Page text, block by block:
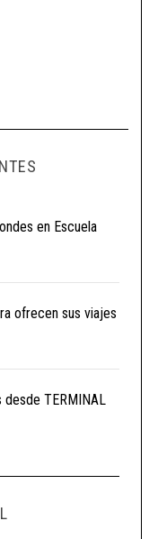
en Escuela
ofrecen sus viajes
desde TERMINAL